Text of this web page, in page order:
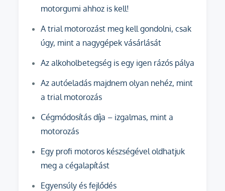
motorgumi ahhoz is kell!
A trial motorozást meg kell gondolni, csak
úgy, mint a nagygépek vásárlását
Az alkoholbetegség is egy igen rázós pálya
Az autóeladás majdnem olyan nehéz, mint
a trial motorozás
Cégmódosítás díja – izgalmas, mint a
motorozás
Egy profi motoros készségével oldhatjuk
meg a cégalapítást
Egyensúly és fejlődés